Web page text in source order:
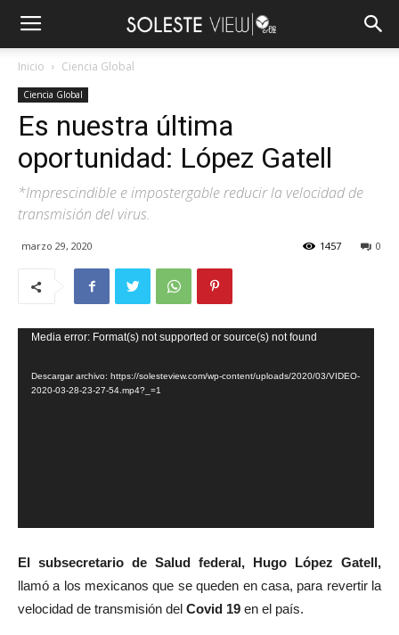
Inicio Ciencia Global
Ciencia Global
Es nuestra última
oportunidad: López Gatell
*Imprescindible e impostergable reducir la velocidad de
transmisión del virus.
marzo 29, 2020 0
1457
Reproductor
vídeo
Media error: Format(s) not supported or source(s) not found
Descargar archivo: https://solesteview.com/wp-content/uploads/2020/03/VIDEO-
2020-03-28-23-27-54.mp4?_=1
El subsecretario de Salud federal, Hugo López Gatell,
llamó a los mexicanos que se queden en casa, para revertir la
velocidad de transmisión del Covid 19 en el país.